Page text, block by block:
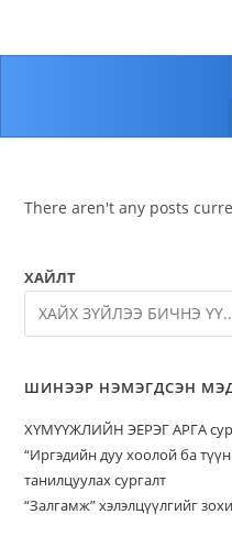
There aren't any posts
ХАЙЛТ
ШИНЭЭР НЭМЭГДСЭН
ХҮМҮҮЖЛИЙН ЭЕРЭГ АРГА
“Иргэдийн дуу хоолой ба
танилцуулах сургалт
“Залгамж” хэлэлцүүлгийг